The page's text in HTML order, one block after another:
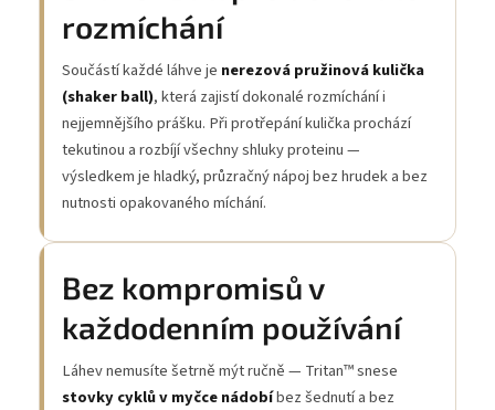
rozmíchání
Součástí každé láhve je nerezová pružinová kulička
(shaker ball), která zajistí dokonalé rozmíchání i
nejjemnějšího prášku. Při protřepání kulička prochází
tekutinou a rozbíjí všechny shluky proteinu —
výsledkem je hladký, průzračný nápoj bez hrudek a bez
nutnosti opakovaného míchání.
Bez kompromisů v
každodenním používání
Láhev nemusíte šetrně mýt ručně — Tritan™ snese
stovky cyklů v myčce nádobíbez šednutí a bez